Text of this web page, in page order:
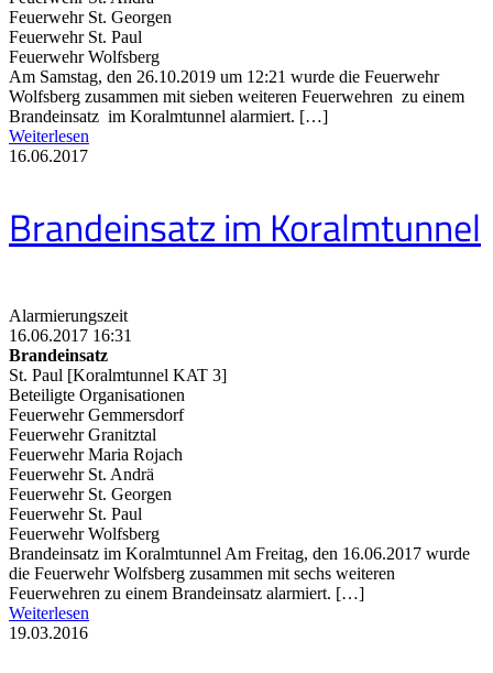
Feuerwehr St. Georgen
Feuerwehr St. Paul
Feuerwehr Wolfsberg
Am Samstag, den 26.10.2019 um 12:21 wurde die Feuerwehr
Wolfsberg zusammen mit sieben weiteren Feuerwehren zu einem
Brandeinsatz im Koralmtunnel alarmiert. […]
Weiterlesen
16.06.2017
Brandeinsatz im Koralmtunnel
Alarmierungszeit
16.06.2017 16:31
Brandeinsatz
St. Paul [Koralmtunnel KAT 3]
Beteiligte Organisationen
Feuerwehr Gemmersdorf
Feuerwehr Granitztal
Feuerwehr Maria Rojach
Feuerwehr St. Andrä
Feuerwehr St. Georgen
Feuerwehr St. Paul
Feuerwehr Wolfsberg
Brandeinsatz im Koralmtunnel Am Freitag, den 16.06.2017 wurde
die Feuerwehr Wolfsberg zusammen mit sechs weiteren
Feuerwehren zu einem Brandeinsatz alarmiert. […]
Weiterlesen
19.03.2016